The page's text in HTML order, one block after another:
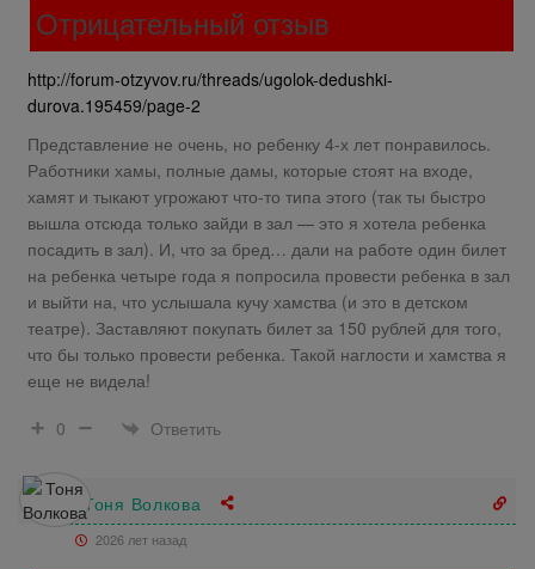
Отрицательный отзыв
http://forum-otzyvov.ru/threads/ugolok-dedushki-
durova.195459/page-2
Представление не очень, но ребенку 4-х лет понравилось.
Работники хамы, полные дамы, которые стоят на входе,
хамят и тыкают угрожают что-то типа этого (так ты быстро
вышла отсюда только зайди в зал — это я хотела ребенка
посадить в зал). И, что за бред… дали на работе один билет
на ребенка четыре года я попросила провести ребенка в зал
и выйти на, что услышала кучу хамства (и это в детском
театре). Заставляют покупать билет за 150 рублей для того,
что бы только провести ребенка. Такой наглости и хамства я
еще не видела!
0
Ответить
Тоня Волкова
2026 лет назад